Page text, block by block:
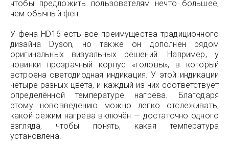
чтобы предложить пользователям нечто большее,
чем обычный фен.
У фена HD16 есть все преимущества традиционного
дизайна Dyson, но также он дополнен рядом
оригинальных визуальных решений. Например, у
новинки прозрачный корпус «головы», в который
встроена светодиодная индикация. У этой индикации
четыре разных цвета, и каждый из них соответствует
определённой температуре нагрева. Благодаря
этому нововведению можно легко отслеживать,
какой режим нагрева включён — достаточно одного
взгляда, чтобы понять, какая температура
установлена.